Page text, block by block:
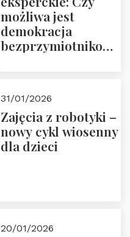
możliwa jest
demokracja
bezprzymiotnikowa?
31/01/2026
Zajęcia z robotyki –
nowy cykl wiosenny
dla dzieci
20/01/2026